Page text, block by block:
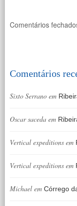
Comentários
Comentários
Sixto Serrano em
Oscar saceda em
Vertical expeditions em
Vertical expeditions em
Michael em Córrego